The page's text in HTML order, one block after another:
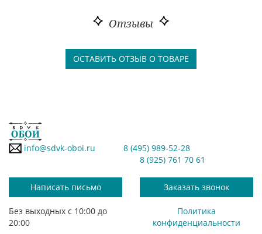
Отзывы
ОСТАВИТЬ ОТЗЫВ О ТОВАРЕ
info@sdvk-oboi.ru
8 (495) 989-52-28
8 (925) 761 70 61
Написать письмо Заказать звонок
Без выходных с 10:00 до
20:00
Политика
конфиденциальности